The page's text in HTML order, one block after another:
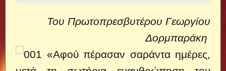
Του Πρωτοπρεσβυτέρου Γεωργίου
Δορμπαράκη
«Αφού πέρασαν σαράντα ημέρες,